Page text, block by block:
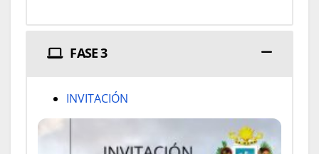
FASE 3
INVITACIÓN